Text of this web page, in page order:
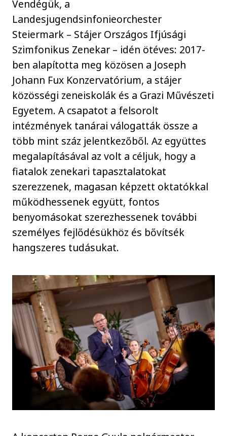
Vendégük, a
Landesjugendsinfonieorchester
Steiermark – Stájer Országos Ifjúsági
Szimfonikus Zenekar – idén ötéves: 2017-
ben alapította meg közösen a Joseph
Johann Fux Konzervatórium, a stájer
közösségi zeneiskolák és a Grazi Művészeti
Egyetem. A csapatot a felsorolt
intézmények tanárai válogatták össze a
több mint száz jelentkezőből. Az együttes
megalapításával az volt a céljuk, hogy a
fiatalok zenekari tapasztalatokat
szerezzenek, magasan képzett oktatókkal
működhessenek együtt, fontos
benyomásokat szerezhessenek további
személyes fejlődésükhöz és bővítsék
hangszeres tudásukat.